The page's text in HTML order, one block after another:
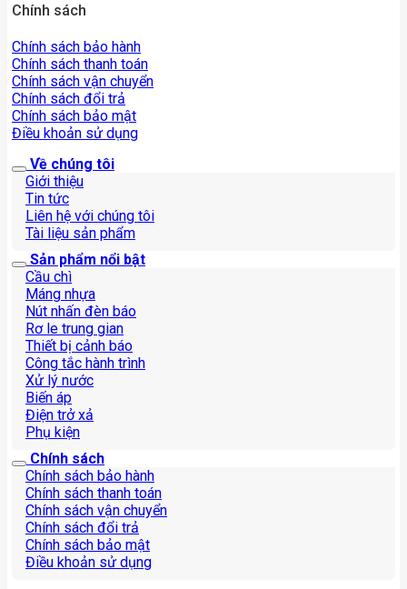
Chính sách
Chính sách bảo hành
Chính sách thanh toán
Chính sách vận chuyển
Chính sách đổi trả
Chính sách bảo mật
Điều khoản sử dụng
Về chúng tôi
Giới thiệu
Tin tức
Liên hệ với chúng tôi
Tài liệu sản phẩm
Sản phẩm nổi bật
Cầu chì
Máng nhựa
Nút nhấn đèn báo
Rơ le trung gian
Thiết bị cảnh báo
Công tắc hành trình
Xử lý nước
Biến áp
Điện trở xả
Phụ kiện
Chính sách
Chính sách bảo hành
Chính sách thanh toán
Chính sách vận chuyển
Chính sách đổi trả
Chính sách bảo mật
Điều khoản sử dụng